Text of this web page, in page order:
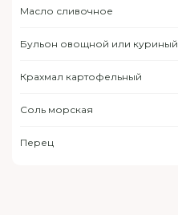
Масло сливочное
Бульон овощной или куриный
Крахмал картофельный
Соль морская
Перец